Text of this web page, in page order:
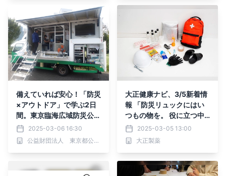
備えていれば安心！「防災
×アウトドア」で学ぶ2日
間。東京臨海広域防災公園
で「東京防災DAYS202
5」3/8(土)・9(日)開催
2025-03-06 16:30
公益財団法人 東京都公園協会
大正健康ナビ、3/5新着情
報 「防災リュックにはい
つもの物を。 役に立つ中
身はコレ！」
2025-03-05 13:00
大正製薬